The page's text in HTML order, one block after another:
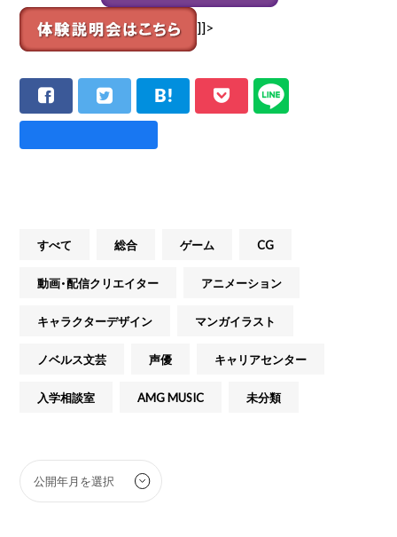
]]>
すべて 総合 ゲーム CG
動画・配信クリエイター アニメーション
キャラクターデザイン マンガイラスト
ノベルス文芸 声優 キャリアセンター
入学相談室 AMG MUSIC 未分類